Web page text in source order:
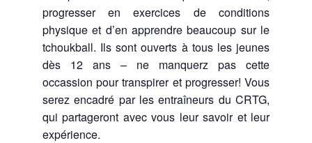
progresser en exercices de conditions
physique et d’en apprendre beaucoup sur le
tchoukball. Ils sont ouverts à tous les jeunes
dès 12 ans – ne manquerz pas cette
occassion pour transpirer et progresser! Vous
serez encadré par les entraîneurs du CRTG,
qui partageront avec vous leur savoir et leur
expérience.